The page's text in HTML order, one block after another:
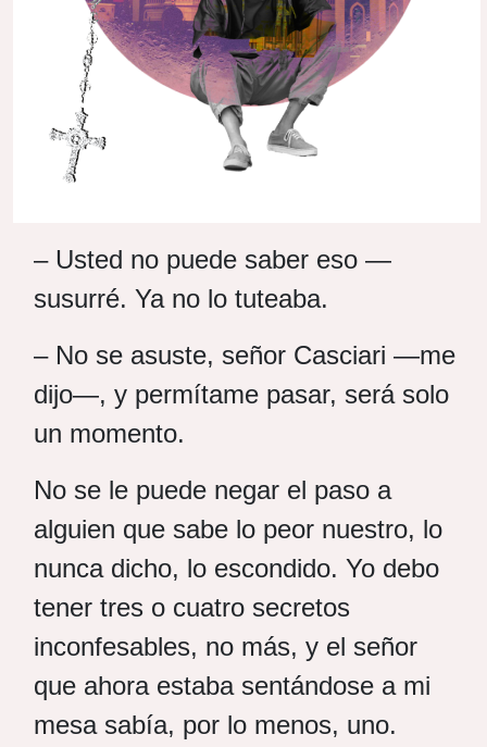
– Usted no puede saber eso —
susurré. Ya no lo tuteaba.
– No se asuste, señor Casciari —me
dijo—, y permítame pasar, será solo
un momento.
No se le puede negar el paso a
alguien que sabe lo peor nuestro, lo
nunca dicho, lo escondido. Yo debo
tener tres o cuatro secretos
inconfesables, no más, y el señor
que ahora estaba sentándose a mi
mesa sabía, por lo menos, uno.